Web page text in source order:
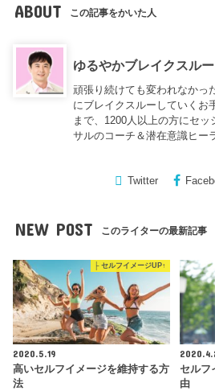
ABOUT この記事をかいた人
ゆるやかブレイクスル
頑張り続けても変われなかっ
にブレイクスルーしていくお
まで、1200人以上の方にセ
サルのコーチ＆潜在意識ヒー
Twitter
NEW POST このライターの最新記事
├ セルフイメージUP↑
2020.5.19
高いセルフイメージを維持する方
法
セルフ
由